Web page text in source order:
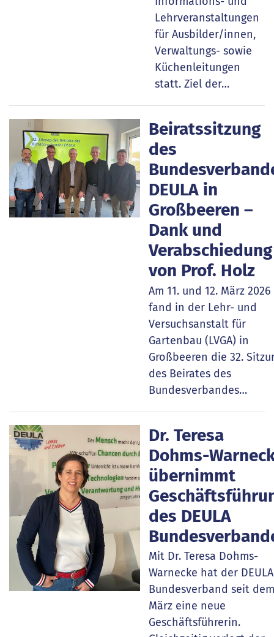
Lehrveranstaltungen
für Ausbilder/innen,
Verwaltungs- sowie
Küchenleitungen
statt. Ziel der…
Beiratssitzung
des
DEULA in
Großbeeren –
Dank und
Verabschiedung
von Prof. Holz
Am 11. und 12. März 2026
fand in der Lehr- und
Versuchsanstalt für
Gartenbau (LVGA) in
Großbeeren die 32.
des Beirates des
Bundesverbandes…
Dr. Teresa
Dohms-
übernimmt
des DEULA
Mit Dr. Teresa Dohms-
Warnecke hat der
Bundesverband seit
März eine neue
Geschäftsführerin.